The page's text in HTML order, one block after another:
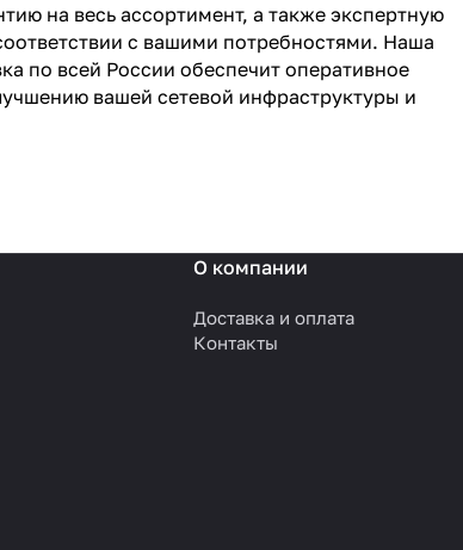
на весь ассортимент, а также экспертную
с вашими потребностями. Наша
по всей России обеспечит оперативное
вашей сетевой инфраструктуры и
О компании
Доставка и оплата
Контакты